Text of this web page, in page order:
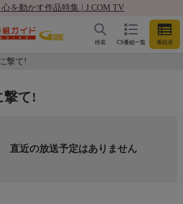
心を動かす作品特集 | J:COM TV
CS番組一覧 番組表
検索
撃て!
撃て!
直近の放送予定はありません